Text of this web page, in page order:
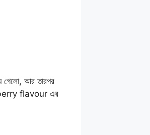
গেলো, আর তারপর
flavour এর